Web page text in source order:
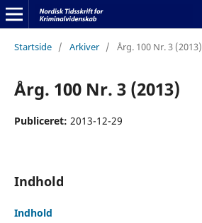
Startside / Arkiver / Årg. 100 Nr. 3 (2013)
Årg. 100 Nr. 3 (2013)
Publiceret: 2013-12-29
Indhold
Indhold